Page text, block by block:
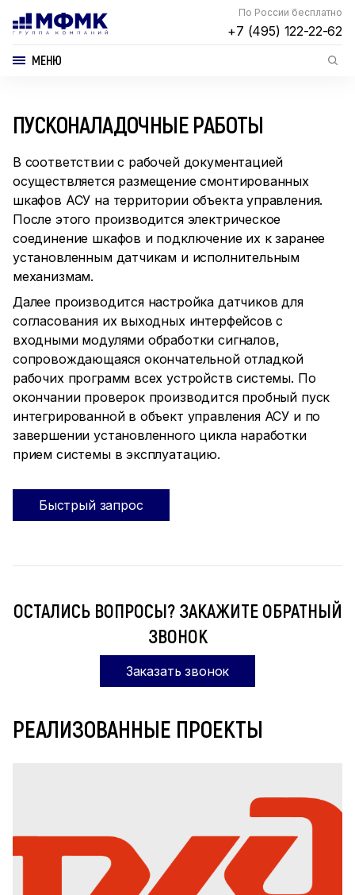
По России бесплатно
+7 (495) 122-22-62
МЕНЮ
ПУСКОНАЛАДОЧНЫЕ РАБОТЫ
В соответствии с рабочей документацией
осуществляется размещение смонтированных
шкафов АСУ на территории объекта управления.
После этого производится электрическое
соединение шкафов и подключение их к заранее
установленным датчикам и исполнительным
механизмам.
Далее производится настройка датчиков для
согласования их выходных интерфейсов с
входными модулями обработки сигналов,
сопровождающаяся окончательной отладкой
рабочих программ всех устройств системы. По
окончании проверок производится пробный пуск
интегрированной в объект управления АСУ и по
завершении установленного цикла наработки
прием системы в эксплуатацию.
Быстрый запрос
ОСТАЛИСЬ ВОПРОСЫ? ЗАКАЖИТЕ ОБРАТНЫЙ
ЗВОНОК
Заказать звонок
РЕАЛИЗОВАННЫЕ ПРОЕКТЫ